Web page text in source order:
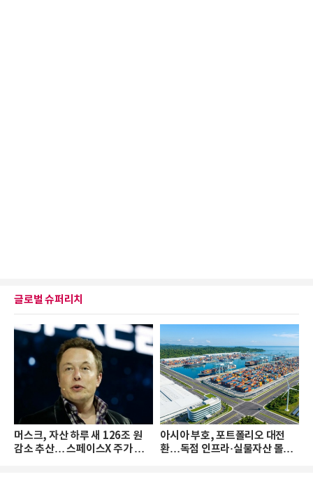
글로벌 슈퍼리치
머스크, 자산 하루 새 126조 원
감소 추산… 스페이스X 주가 하
아시아 부호, 포트폴리오 대전
환…독점 인프라·실물자산 몰린